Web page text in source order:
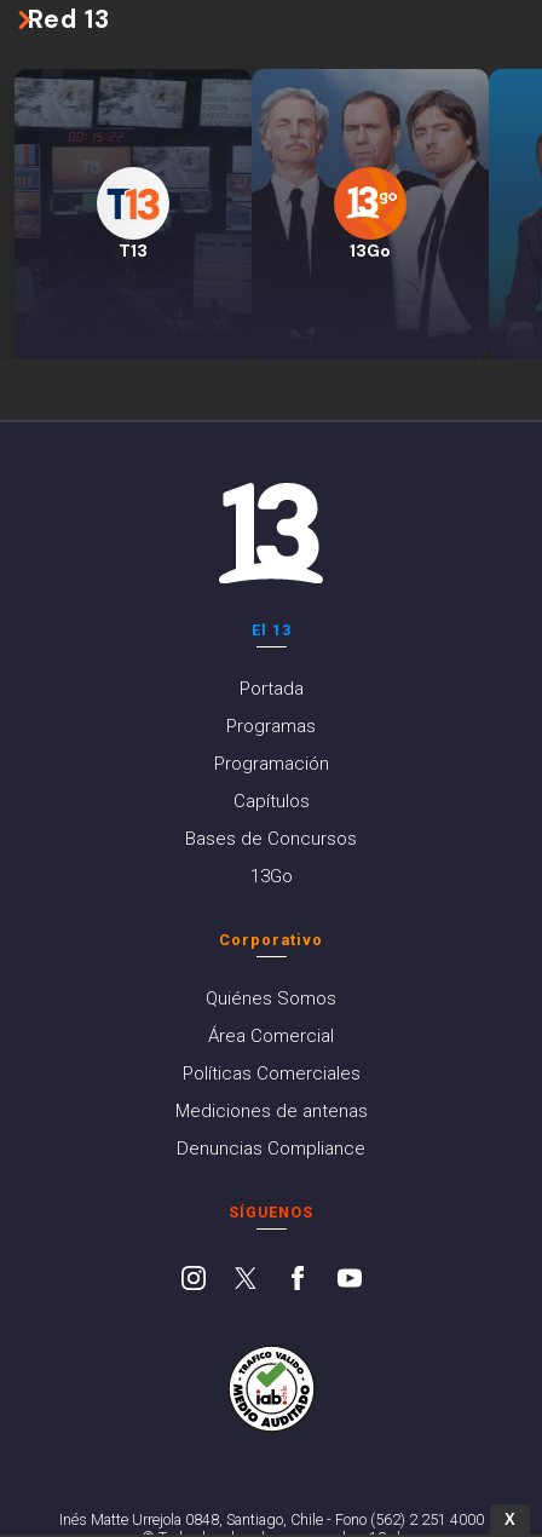
Red 13
T13 13Go
El 13
Portada
Programas
Programación
Capítulos
Bases de Concursos
13Go
Corporativo
Quiénes Somos
Área Comercial
Políticas Comerciales
Mediciones de antenas
Denuncias Compliance
SÍGUENOS
Inés Matte Urrejola 0848, Santiago, Chile - Fono (562) 2 251 4000
X